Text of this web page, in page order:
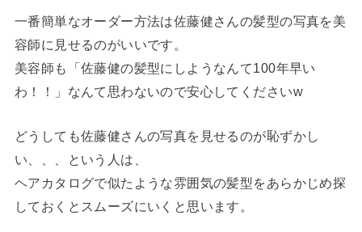
一番簡単なオーダー方法は佐藤健さんの髪型の写真を美
容師に見せるのがいいです。
美容師も「佐藤健の髪型にしようなんて100年早い
わ！！」なんて思わないので安心してくださいw
どうしても佐藤健さんの写真を見せるのが恥ずかし
い、、、という人は、
ヘアカタログで似たような雰囲気の髪型をあらかじめ探
しておくとスムーズにいくと思います。